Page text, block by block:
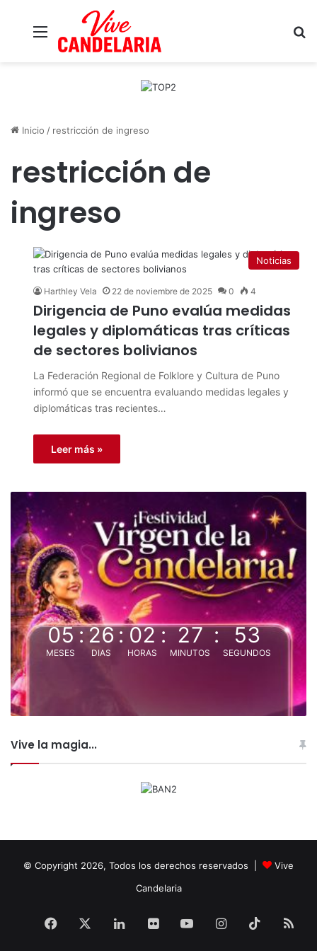
Inicio / restricción de ingreso
restricción de
ingreso
Noticias
Harthley Vela 22 de noviembre de 2025 0 4
Dirigencia de Puno evalúa medidas
legales y diplomáticas tras críticas
de sectores bolivianos
La Federación Regional de Folklore y Cultura de Puno
informó que se encuentra evaluando medidas legales y
diplomáticas tras recientes…
Leer más »
05
MESES
:26
DIAS
:02
HORAS
: 27
MINUTOS
: 53
SEGUNDOS
Vive la magia...
© Copyright 2026, Todos los derechos reservados |
Vive
Candelaria
Facebook LinkedInFlickr YouTubeInstagram
TikTok